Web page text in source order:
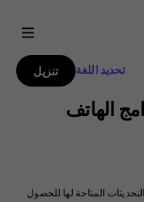
تحديد اللغة تنزيل
الهاتف
المتاحة لها للحصول